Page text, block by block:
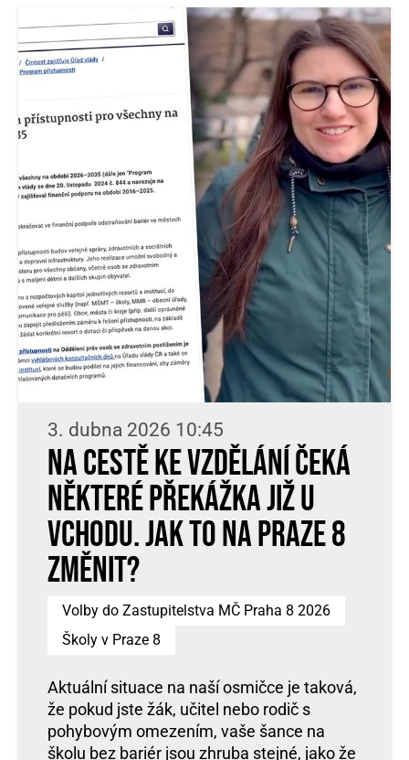
3. dubna 2026 10:45
Na cestě ke vzdělání čeká
některé překážka již u
vchodu. Jak to na Praze 8
změnit?
Volby do Zastupitelstva MČ Praha 8 2026
Školy v Praze 8
Aktuální situace na naší osmičce je taková,
že pokud jste žák, učitel nebo rodič s
pohybovým omezením, vaše šance na
školu bez bariér jsou zhruba stejné, jako že